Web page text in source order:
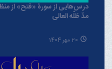
درس‌هایی از سورۀ «فتح» از
مدّ ظلّه العالی
20 مهر 1404